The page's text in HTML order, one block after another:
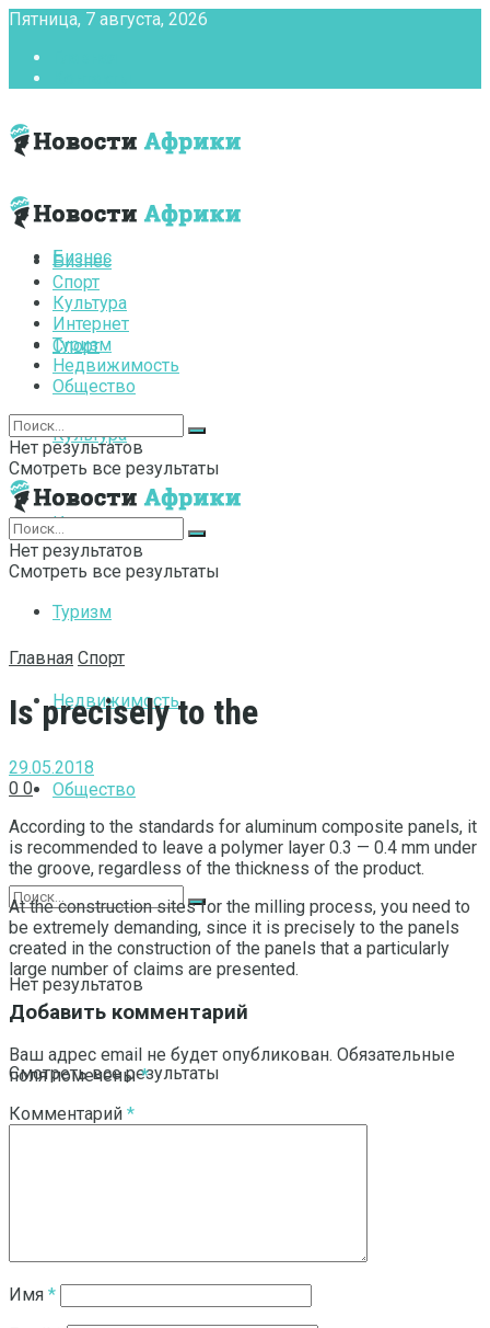
Пятница, 7 августа, 2026
Бизнес
Спорт
Культура
Интернет
Туризм
Недвижимость
Общество
Нет результатов
Смотреть все результаты
Бизнес
Спорт
Культура
Интернет
Туризм
Недвижимость
Общество
Нет результатов
Смотреть все результаты
Нет результатов
Смотреть все результаты
Главная Спорт
Is precisely to the
29.05.2018
0 0
According to the standards for aluminum composite panels, it
is recommended to leave a polymer layer 0.3 — 0.4 mm under
the groove, regardless of the thickness of the product.
At the construction sites for the milling process, you need to
be extremely demanding, since it is precisely to the panels
created in the construction of the panels that a particularly
large number of claims are presented.
Добавить комментарий
Ваш адрес email не будет опубликован. Обязательные
поля помечены*
Комментарий *
Имя *